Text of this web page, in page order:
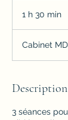
1 h 30 min
m
i
Cabinet
3 séances